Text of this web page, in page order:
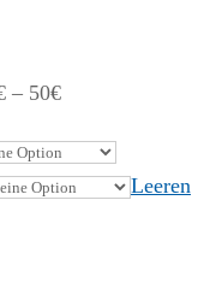
– 50€
Leeren